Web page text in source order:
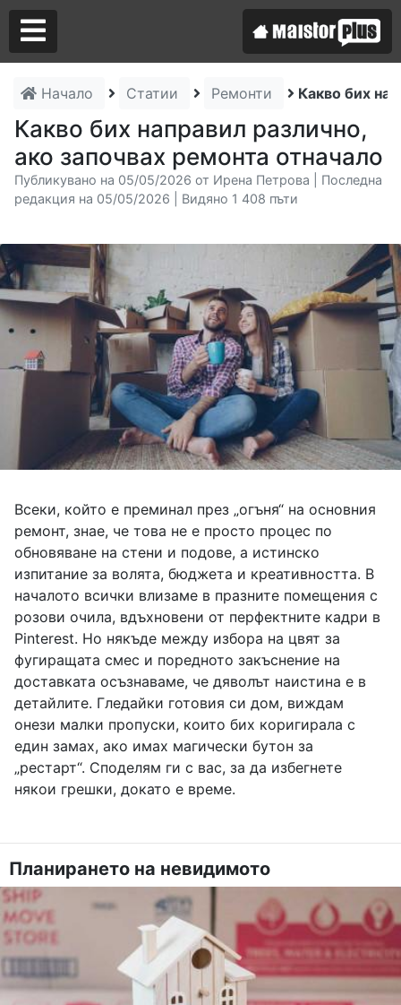
Начало Статии Ремонти Какво бих
Какво бих направил различно,
ако започвах ремонта отначало
Публикувано на 05/05/2026 от Ирена Петрова | Последна
редакция на 05/05/2026 | Видяно 1 408 пъти
Всеки, който е преминал през „огъня“ на основния
ремонт, знае, че това не е просто процес по
обновяване на стени и подове, а истинско
изпитание за волята, бюджета и креативността. В
началото всички влизаме в празните помещения с
розови очила, вдъхновени от перфектните кадри в
Pinterest. Но някъде между избора на цвят за
фугиращата смес и поредното закъснение на
доставката осъзнаваме, че дяволът наистина е в
детайлите. Гледайки готовия си дом, виждам
онези малки пропуски, които бих коригирала с
един замах, ако имах магически бутон за
„рестарт“. Споделям ги с вас, за да избегнете
някои грешки, докато е време.
Планирането на невидимото
Аз съм майстор
Търся майстор